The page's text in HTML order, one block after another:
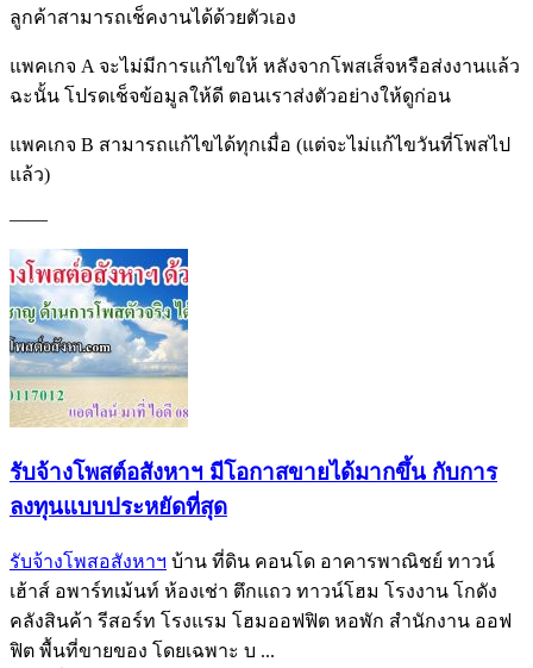
ลูกค้าสามารถเช็คงานได้ด้วยตัวเอง
แพคเกจ A จะไม่มีการแก้ไขให้ หลังจากโพสเส็จหรือส่งงานแล้ว
ฉะนั้น โปรดเช็จข้อมูลให้ดี ตอนเราส่งตัวอย่างให้ดูก่อน
แพคเกจ B สามารถแก้ไขได้ทุกเมื่อ (แต่จะไม่แก้ไขวันที่โพสไป
แล้ว)
——
รับจ้างโพสต์อสังหาฯ มีโอกาสขายได้มากขึ้น กับการ
ลงทุนแบบประหยัดที่สุด
รับจ้างโพสอสังหาฯ บ้าน ที่ดิน คอนโด อาคารพาณิชย์ ทาวน์
เฮ้าส์ อพาร์ทเม้นท์ ห้องเช่า ตึกแถว ทาวน์โฮม โรงงาน โกดัง
คลังสินค้า รีสอร์ท โรงแรม โฮมออฟฟิต หอพัก สำนักงาน ออฟ
ฟิต พื้นที่ขายของ โดยเฉพาะ บ ...